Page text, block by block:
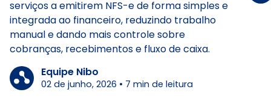
serviços a emitirem NFS-e de forma simples e
integrada ao financeiro, reduzindo trabalho
manual e dando mais controle sobre
cobranças, recebimentos e fluxo de caixa.
Equipe Nibo
02 de junho, 2026 • 7 min de leitura